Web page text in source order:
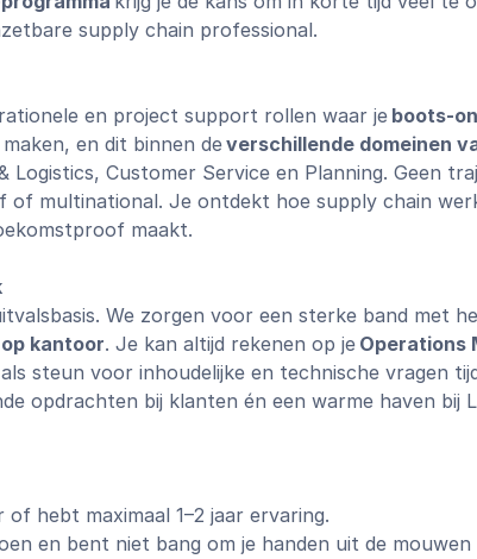
supply chain professional.
en project support rollen waar jeboots-
en dit binnen deverschillende domeinen
Logistics, Customer Service en Planning. Geen
of multinational. Je ontdekt hoe supply chain
maakt.
We zorgen voor een sterke band met
kantoor. Je kan altijd rekenen op je Operations
als steun voor inhoudelijke en technische vragen
opdrachten bij klanten én een warme haven bij
hebt maximaal 1–2 jaar ervaring.
en bent niet bang om je handen uit de mouwen